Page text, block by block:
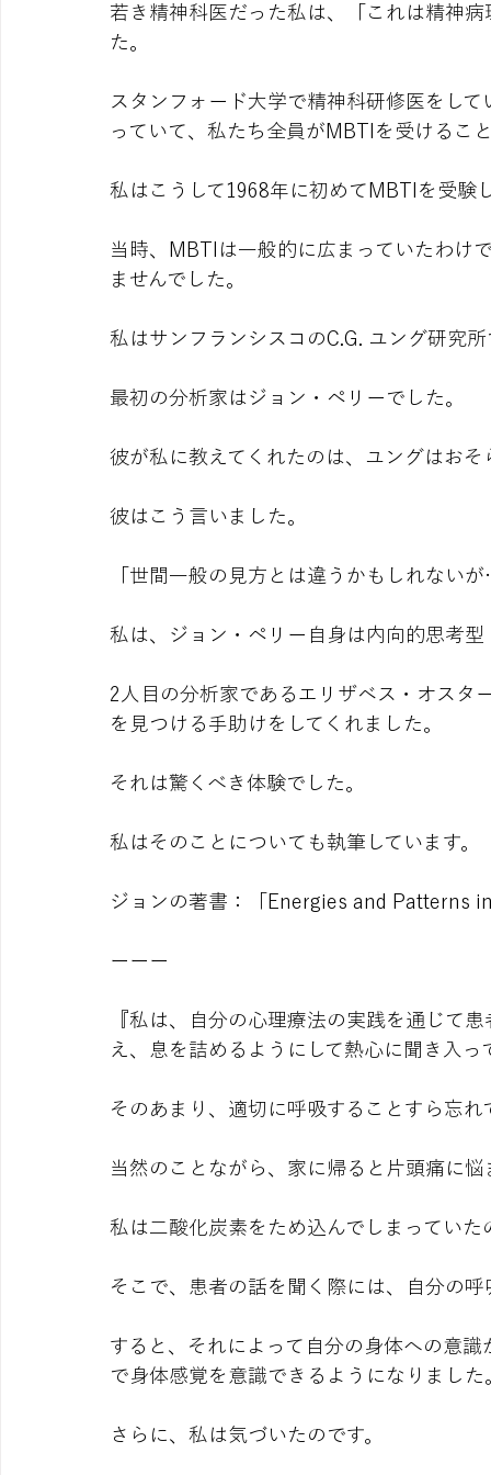
若き精神科医だった私は、「これは精神
た。
スタンフォード大学で精神科研修医をし
っていて、私たち全員がMBTIを受けるこ
私はこうして1968年に初めてMBTIを受験
当時、MBTIは一般的に広まっていたわけ
ませんでした。
私はサンフランシスコのC.G. ユング研究
最初の分析家はジョン・ペリーでした。
彼が私に教えてくれたのは、ユングはお
彼はこう言いました。
「世間一般の見方とは違うかもしれない
私は、ジョン・ペリー自身は内向的思考
2人目の分析家であるエリザベス・オスタ
を見つける手助けをしてくれました。
それは驚くべき体験でした。
私はそのことについても執筆しています。
ジョンの著書：「Energies and Patterns
ーーー
『私は、自分の心理療法の実践を通じて
え、息を詰めるようにして熱心に聞き入っ
そのあまり、適切に呼吸することすら忘れ
当然のことながら、家に帰ると片頭痛に
私は二酸化炭素をため込んでしまっていた
そこで、患者の話を聞く際には、自分の
すると、それによって自分の身体への意
で身体感覚を意識できるようになりました
さらに、私は気づいたのです。